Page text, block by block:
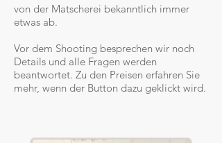
von der Matscherei bekanntlich immer
etwas ab.
Vor dem Shooting besprechen wir noch
Details und alle Fragen werden
beantwortet. Zu den Preisen erfahren Sie
mehr, wenn der Button dazu geklickt wird.